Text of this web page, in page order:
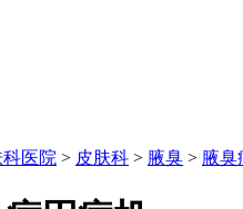
医院 > 皮肤科 > 腋臭 > 腋臭